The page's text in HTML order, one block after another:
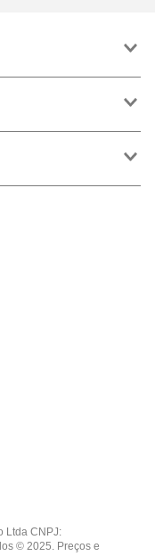
Ltda CNPJ:
© 2025. Preços e